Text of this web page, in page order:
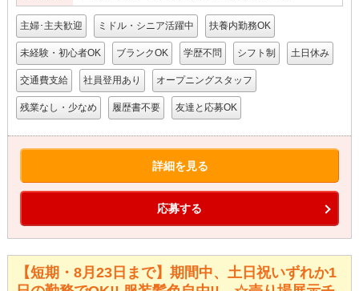
主婦･主夫歓迎 ミドル・シニア活躍中 扶養内勤務OK
未経験・初心者OK ブランクOK 学歴不問 シフト制 土日休み
交通費支給 社員登用あり オープニングスタッフ
残業なし・少なめ 履歴書不要 友達と応募OK
詳細を見る
応募する
【短期・8月23日まで】期間中、土日祝いずれか1